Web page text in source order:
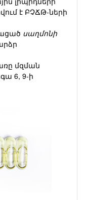
է ԲՉՃԹ-ների
սաղմոնի
մզման
6, 9-ի